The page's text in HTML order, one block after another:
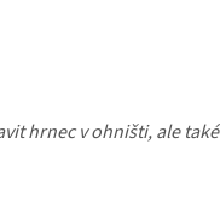
hrnec v ohništi, ale také